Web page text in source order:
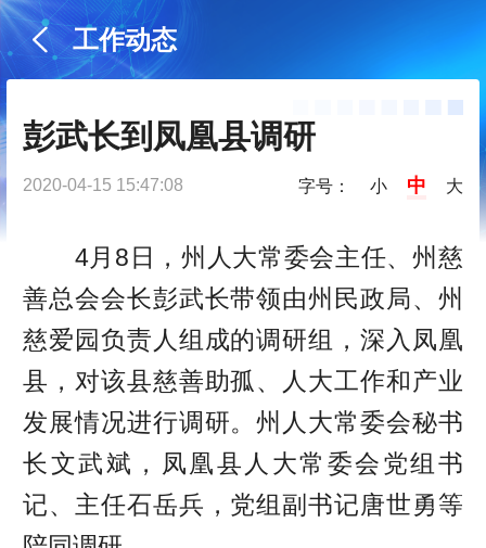
工作动态
彭武长到凤凰县调研
2020-04-15 15:47:08 字号： 小 中 大
4月8日，州人大常委会主任、州慈
善总会会长彭武长带领由州民政局、州
慈爱园负责人组成的调研组，深入凤凰
县，对该县慈善助孤、人大工作和产业
发展情况进行调研。州人大常委会秘书
长文武斌，凤凰县人大常委会党组书
记、主任石岳兵，党组副书记唐世勇等